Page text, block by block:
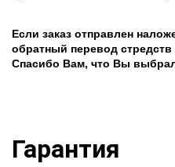
Если заказ отправлен
обратный перевод стредств
Спасибо Вам, что Вы
Гарантия